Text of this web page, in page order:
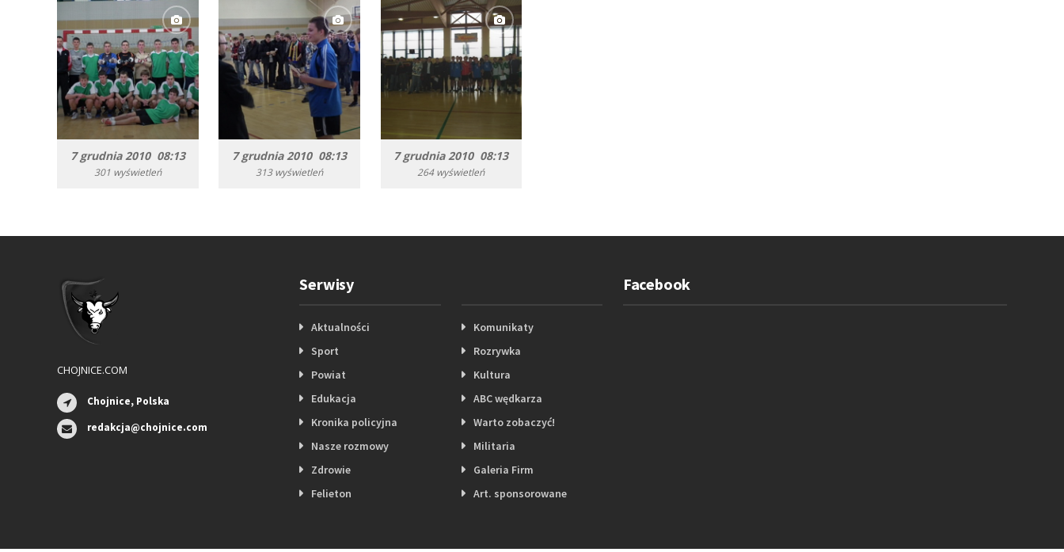
7 grudnia 2010 08:13
301 wyświetleń
7 grudnia 2010 08:13
313 wyświetleń
7 grudnia 2010 08:13
264 wyświetleń
CHOJNICE.COM
Chojnice, Polska
redakcja@chojnice.com
Serwisy
Aktualności
Sport
Powiat
Edukacja
Kronika policyjna
Nasze rozmowy
Zdrowie
Felieton
Komunikaty
Rozrywka
Kultura
ABC wędkarza
Warto zobaczyć!
Militaria
Galeria Firm
Art. sponsorowane
Facebook